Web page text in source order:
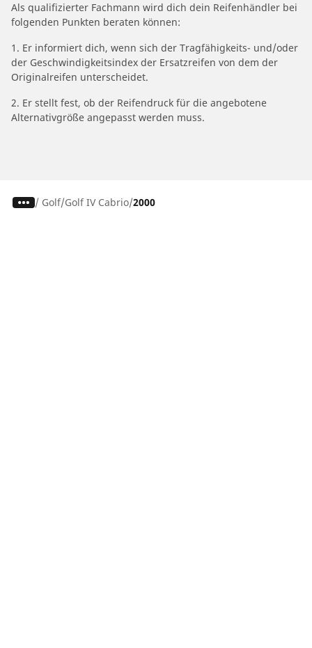
Als qualifizierter Fachmann wird dich dein Reifenhändler bei
folgenden Punkten beraten können:
1. Er informiert dich, wenn sich der Tragfähigkeits- und/oder
der Geschwindigkeitsindex der Ersatzreifen von dem der
Originalreifen unterscheidet.
2. Er stellt fest, ob der Reifendruck für die angebotene
Alternativgröße angepasst werden muss.
/ Golf Golf IV Cabrio 2000